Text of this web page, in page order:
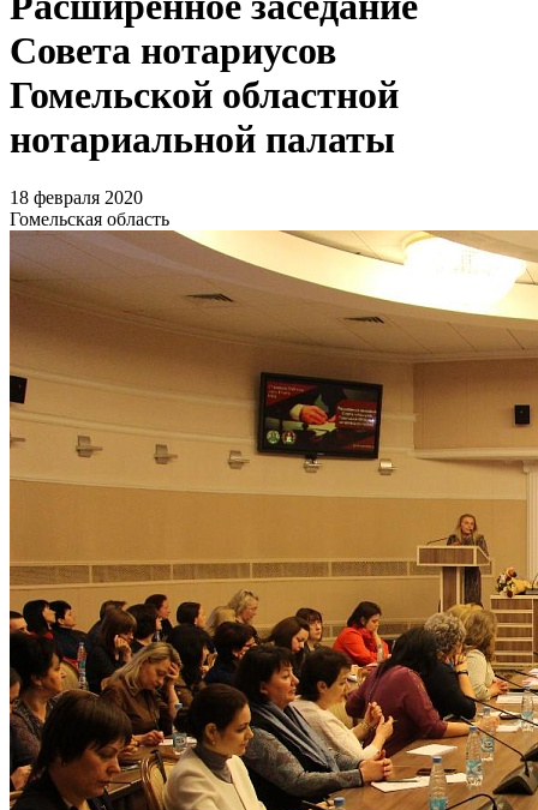
Совета нотариусов
Гомельской областной
нотариальной палаты
18 февраля 2020
Гомельская область